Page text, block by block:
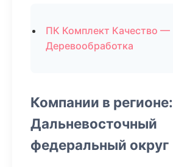
ПК Комплект Качество —
Деревообработка
Компании в регионе:
Дальневосточный
федеральный округ